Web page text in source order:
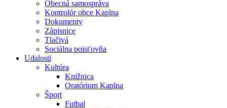
Obecná samospráva
Kontrolór obce Kaplna
Dokumenty
Zápisnice
Tlačivá
Sociálna poisťovňa
Udalosti
Kultúra
Knižnica
Oratórium Kaplna
Šport
Futbal